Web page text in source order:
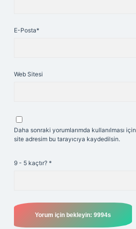
E-Posta*
Web Sitesi
Daha sonraki yorumlarımda kullanılması
site adresim bu tarayıcıya kaydedilsin.
9 - 5 kaçtır? *